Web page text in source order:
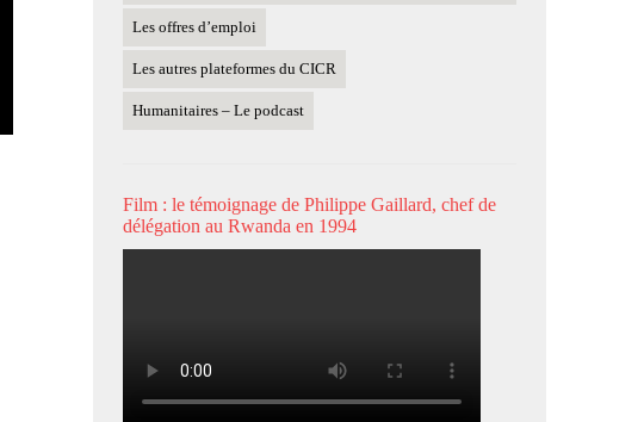
Les offres d’emploi
Les autres plateformes du CICR
Humanitaires – Le podcast
Film : le témoignage de Philippe Gaillard, chef de
délégation au Rwanda en 1994